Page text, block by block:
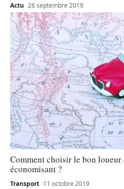
Actu 26 septembre 2019
Comment choisir le bon
économisant ?
Transport 11 octobre 2019